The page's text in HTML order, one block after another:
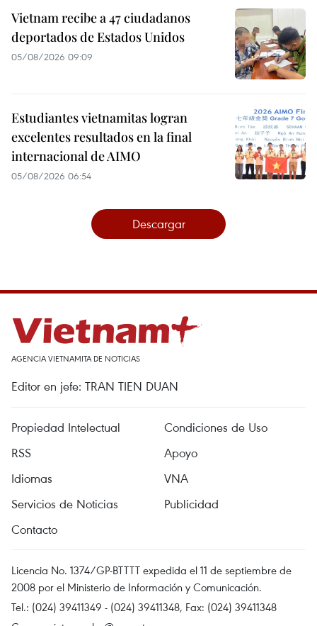
Vietnam recibe a 47 ciudadanos
deportados de Estados Unidos
05/08/2026 09:09
Estudiantes vietnamitas logran
excelentes resultados en la final
internacional de AIMO
05/08/2026 06:54
Descargar
AGENCIA VIETNAMITA DE NOTICIAS
Editor en jefe: TRAN TIEN DUAN
Propiedad Intelectual
Condiciones de Uso
RSS
Apoyo
Idiomas
VNA
Servicios de Noticias
Publicidad
Contacto
Licencia No. 1374/GP-BTTTT expedida el 11 de septiembre de
2008 por el Ministerio de Información y Comunicación.
Tel.: (024) 39411349 - (024) 39411348, Fax: (024) 39411348